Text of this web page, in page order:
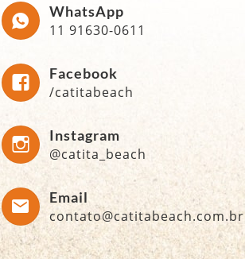
WhatsApp
11 91630-0611
Facebook
/catitabeach
Instagram
@catita_beach
Email
contato@catitabeach.com.br